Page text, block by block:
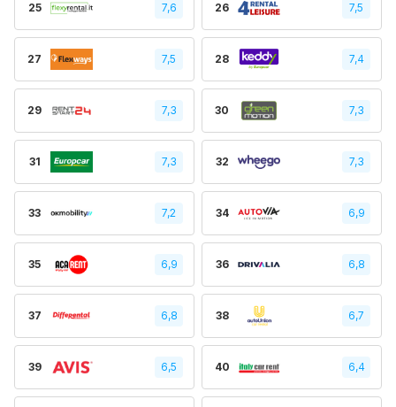
25 7,6 26 7,5
27 7,5 28 7,4
29 7,3 30 7,3
31 7,3 32 7,3
33 7,2 34 6,9
35 6,9 36 6,8
37 6,8 38 6,7
39 6,5 40 6,4